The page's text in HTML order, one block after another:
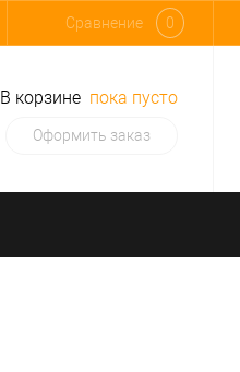
Сравнение 0
В корзине пока пусто
Оформить заказ